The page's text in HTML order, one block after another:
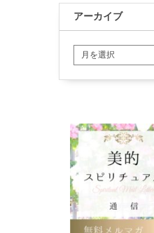
アーカイブ